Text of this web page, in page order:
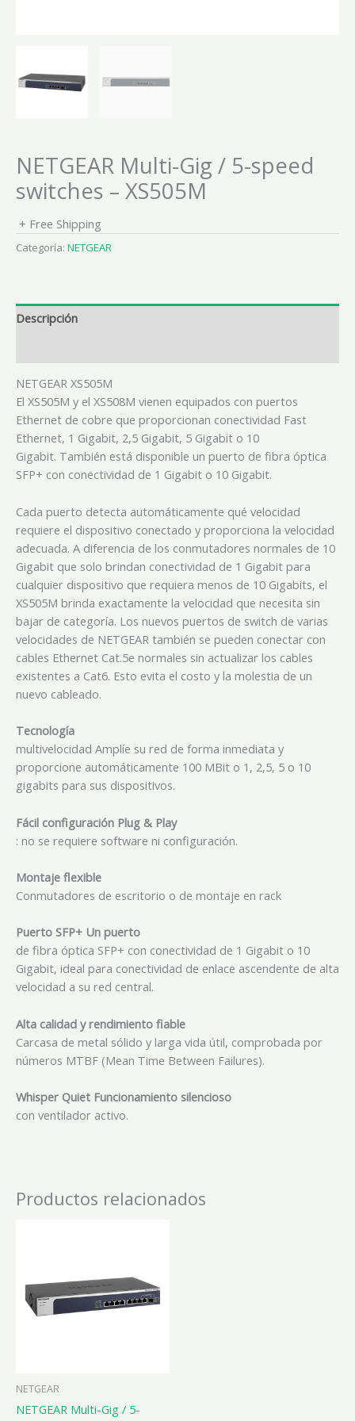
NETGEAR Multi-Gig / 5-speed
switches – XS505M
+ Free Shipping
Categoría: NETGEAR
Descripción
NETGEAR XS505M
El XS505M y el XS508M vienen equipados con puertos
Ethernet de cobre que proporcionan conectividad Fast
Ethernet, 1 Gigabit, 2,5 Gigabit, 5 Gigabit o 10
Gigabit. También está disponible un puerto de fibra óptica
SFP+ con conectividad de 1 Gigabit o 10 Gigabit.
Cada puerto detecta automáticamente qué velocidad
requiere el dispositivo conectado y proporciona la velocidad
adecuada. A diferencia de los conmutadores normales de 10
Gigabit que solo brindan conectividad de 1 Gigabit para
cualquier dispositivo que requiera menos de 10 Gigabits, el
XS505M brinda exactamente la velocidad que necesita sin
bajar de categoría. Los nuevos puertos de switch de varias
velocidades de NETGEAR también se pueden conectar con
cables Ethernet Cat.5e normales sin actualizar los cables
existentes a Cat6. Esto evita el costo y la molestia de un
nuevo cableado.
Tecnología
multivelocidad Amplíe su red de forma inmediata y
proporcione automáticamente 100 MBit o 1, 2,5, 5 o 10
gigabits para sus dispositivos.
Fácil configuración Plug & Play
: no se requiere software ni configuración.
Montaje flexible
Conmutadores de escritorio o de montaje en rack
Puerto SFP+ Un puerto
de fibra óptica SFP+ con conectividad de 1 Gigabit o 10
Gigabit, ideal para conectividad de enlace ascendente de alta
velocidad a su red central.
Alta calidad y rendimiento fiable
Carcasa de metal sólido y larga vida útil, comprobada por
números MTBF (Mean Time Between Failures).
Whisper Quiet Funcionamiento silencioso
con ventilador activo.
Productos relacionados
NETGEAR
NETGEAR Multi-Gig / 5-